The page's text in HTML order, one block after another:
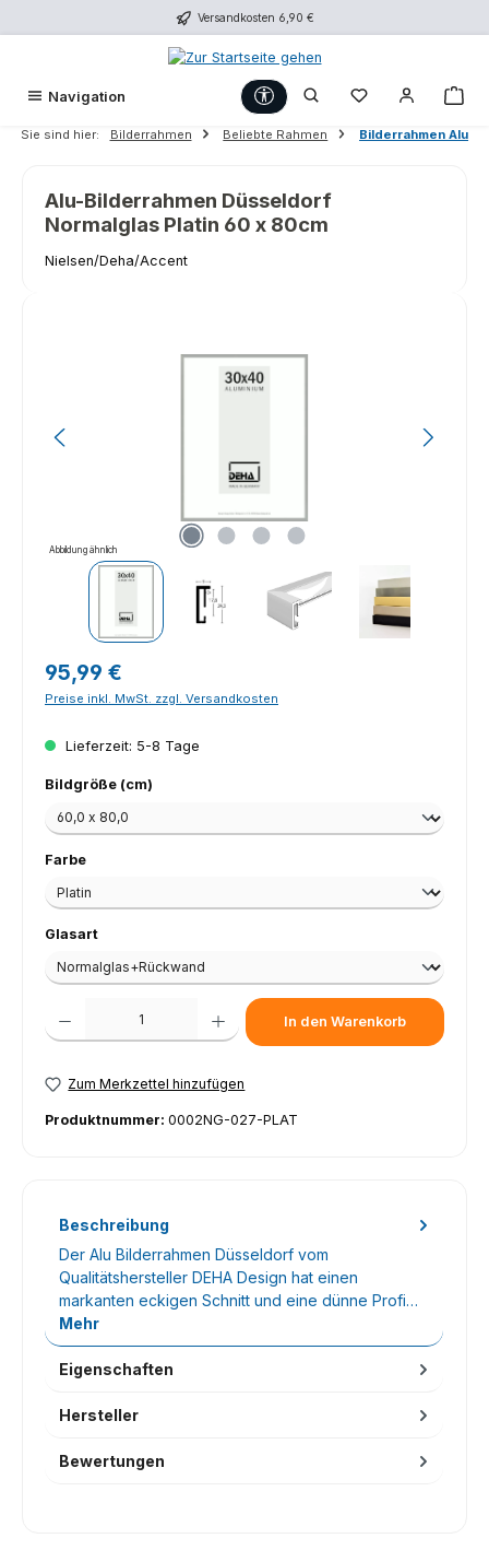
Zum Hauptinhalt springen Versandkosten 6,90 €
Navigation Werkzeugleiste anzeigen
Du hast 0
Sie sind hier: Bilderrahmen Beliebte Rahmen Bilderrahmen Alu
Alu-Bilderrahmen Düsseldorf
Normalglas Platin 60 x 80cm
Nielsen/Deha/Accent
Abbildung ähnlich
Regulärer Preis:
95,99 €
Preise inkl. MwSt. zzgl. Versandkosten
Lieferzeit: 5-8 Tage
Bildgröße (cm)
Farbeauswählen
Glasartauswählen
Produkt Anzahl: Gib den gewünschten Wert ein oder benutze die
In den Warenkorb
Zum Merkzettel hinzufügen
Produktnummer: 0002NG-027-PLAT
Beschreibung
Der Alu Bilderrahmen Düsseldorf vom
Qualitätshersteller DEHA Design hat einen
markanten eckigen Schnitt und eine dünne Profi…
Mehr
Eigenschaften
Hersteller
Bewertungen